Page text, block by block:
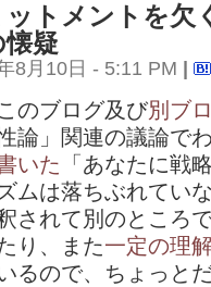
ットメントを欠
疑
8月10日 - 5:11 PM
のブログ及び別ブ
論」関連の議論で
いた 「あなたに戦
ムは落ちぶれてい
されて別のところ
り、また一定の理
るので、ちょっと